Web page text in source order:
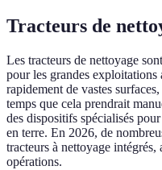
Tracteurs de
Les tracteurs de nettoyage
pour les grandes
rapidement de vastes
temps que cela prendrait
des dispositifs spécialisés
en terre. En 2026, de
tracteurs à nettoyage
opérations.